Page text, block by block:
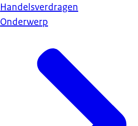
Handelsverdragen
Onderwerp